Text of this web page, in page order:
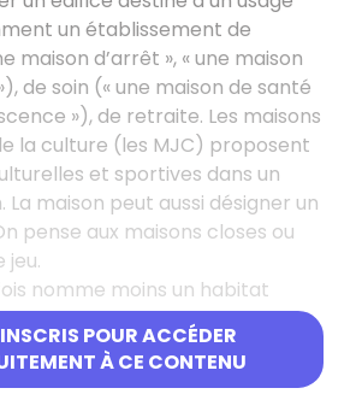
POUR ACCÉDER
À CE CONTENU
un établissement de
maison d’arrêt », « une maison
de soin (« une maison de santé
»), de retraite. Les maisons
la culture (les MJC) proposent
et sportives dans un
maison peut aussi désigner un
pense aux maisons closes ou
jeu.
nomme moins un habitat
commerciale, industrielle ou
en ce sens qu’on parle d’une «
» ou de la « maison mère »